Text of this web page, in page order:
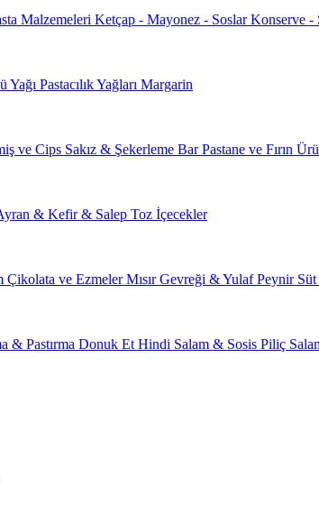
Malzemeleri Ketçap - Mayonez - SoslarKonserve -
Yağı Pastacılık Yağları Margarin
ve Cips Sakız & Şekerleme BarPastane ve Fırın
& Kefir & Salep Toz İçecekler
Çikolata ve EzmelerMısır Gevreği & YulafPeynir
& Pastırma Donuk Et Hindi Salam & Sosis Piliç